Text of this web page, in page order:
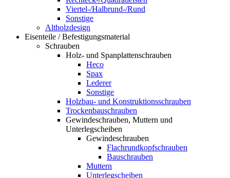
Viertel-/Halbrund-/Rund
Sonstige
Altholzdesign
Eisenteile / Befestigungsmaterial
Schrauben
Holz- und Spanplattenschrauben
Heco
Spax
Lederer
Sonstige
Holzbau- und Konstruktionsschrauben
Trockenbauschrauben
Gewindeschrauben, Muttern und
Unterlegscheiben
Gewindeschrauben
Flachrundkopfschrauben
Bauschrauben
Muttern
Unterlegscheiben